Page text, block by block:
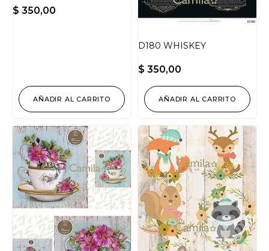
$ 350,00
AÑADIR AL CARRITO
D180 WHISKEY
$ 350,00
AÑADIR AL CARRITO